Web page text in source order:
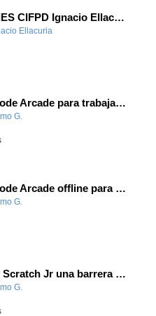
Presentación IES CIFPD Ignacio Ellacuría
Ellacuria
Instala MakeCode Arcade para trabajar offline en tu tablet, ordenador, Chromebook
G.
Instala MakeCode Arcade offline para programar grandes juegos sin necesidad de Internet
G.
Programa con Scratch Jr una barrera que se desplaza para dar sensación de movimiento
G.